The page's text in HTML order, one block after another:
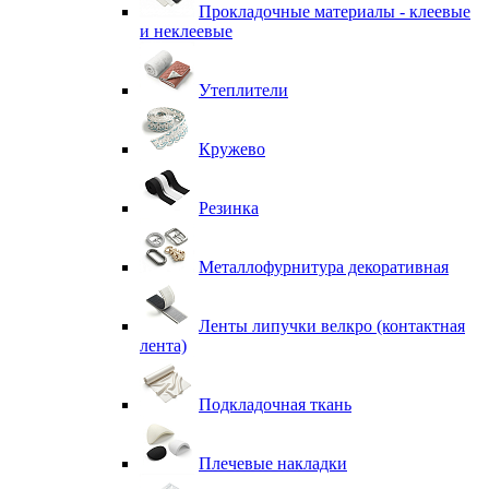
Прокладочные материалы - клеевые
и неклеевые
Утеплители
Кружево
Резинка
Металлофурнитура декоративная
Ленты липучки велкро (контактная
лента)
Подкладочная ткань
Плечевые накладки